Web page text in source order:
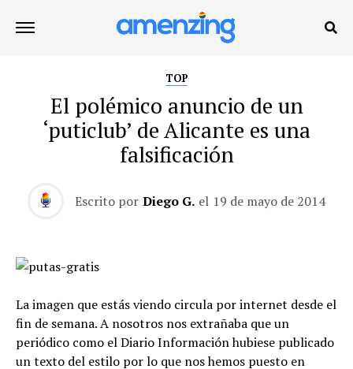
TOP
El polémico anuncio de un
‘puticlub’ de Alicante es una
falsificación
Escrito por Diego G. el 19 de mayo de 2014
La imagen que estás viendo circula por internet desde el
fin de semana. A nosotros nos extrañaba que un
periódico como el Diario Información hubiese publicado
un texto del estilo por lo que nos hemos puesto en